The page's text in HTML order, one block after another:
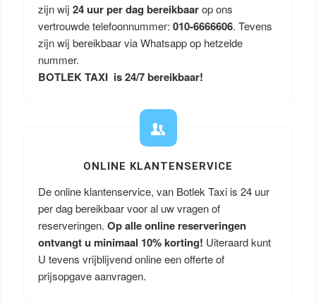
zijn wij 24 uur per dag bereikbaarop ons
vertrouwde telefoonnummer: 010-6666606. Tevens
zijn wij bereikbaar via Whatsapp op hetzelde
nummer.
BOTLEK TAXI is 24/7 bereikbaar!
ONLINE KLANTENSERVICE
De online klantenservice, van Botlek Taxi is 24 uur
per dag bereikbaar voor al uw vragen of
reserveringen. Op alle online reserveringen
ontvangt u minimaal 10% korting! Uiteraard kunt
U tevens vrijblijvend online een offerte of
prijsopgave aanvragen.